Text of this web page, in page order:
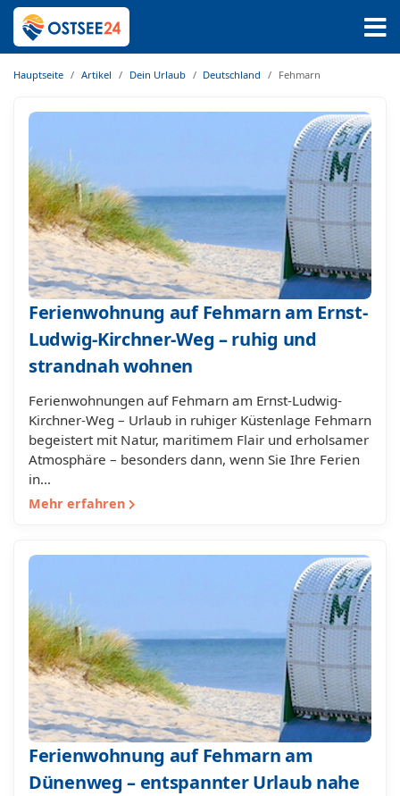
Hauptseite Artikel Dein Urlaub Deutschland Fehmarn
Ferienwohnung auf Fehmarn am Ernst-
Ludwig-Kirchner-Weg – ruhig und
strandnah wohnen
Ferienwohnungen auf Fehmarn am Ernst-Ludwig-
Kirchner-Weg – Urlaub in ruhiger Küstenlage Fehmarn
begeistert mit Natur, maritimem Flair und erholsamer
Atmosphäre – besonders dann, wenn Sie Ihre Ferien
in…
Mehr erfahren
Ferienwohnung auf Fehmarn am
Dünenweg – entspannter Urlaub nahe